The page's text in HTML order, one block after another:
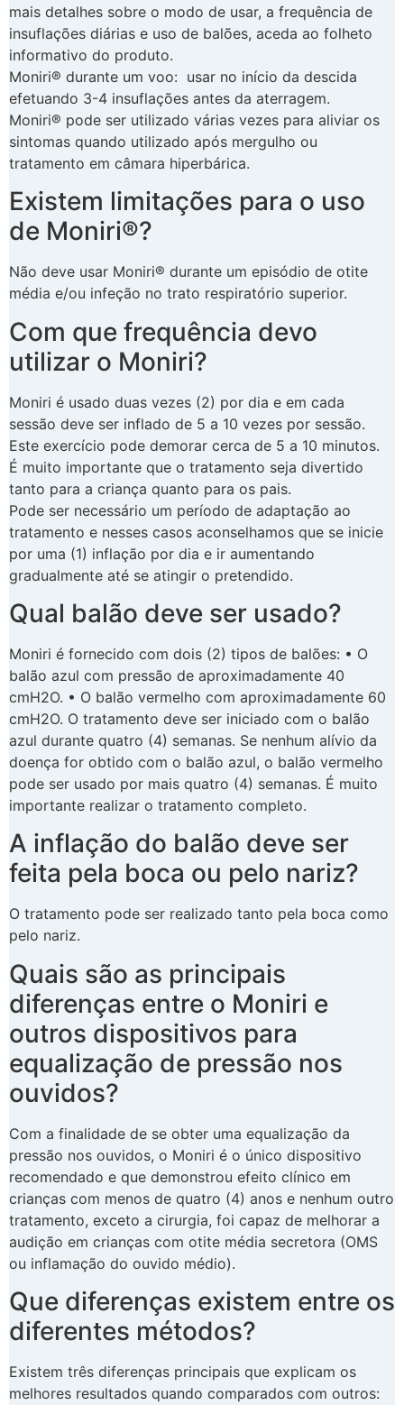
mais detalhes sobre o modo de usar, a frequência de
insuflações diárias e uso de balões, aceda ao folheto
informativo do produto.
Moniri® durante um voo: usar no início da descida
efetuando 3-4 insuflações antes da aterragem.
Moniri® pode ser utilizado várias vezes para aliviar os
sintomas quando utilizado após mergulho ou
tratamento em câmara hiperbárica.
Existem limitações para o uso
de Moniri®?
Não deve usar Moniri® durante um episódio de otite
média e/ou infeção no trato respiratório superior.
Com que frequência devo
utilizar o Moniri?
Moniri é usado duas vezes (2) por dia e em cada
sessão deve ser inflado de 5 a 10 vezes por sessão.
Este exercício pode demorar cerca de 5 a 10 minutos.
É muito importante que o tratamento seja divertido
tanto para a criança quanto para os pais.
Pode ser necessário um período de adaptação ao
tratamento e nesses casos aconselhamos que se inicie
por uma (1) inflação por dia e ir aumentando
gradualmente até se atingir o pretendido.
Qual balão deve ser usado?
Moniri é fornecido com dois (2) tipos de balões: • O
balão azul com pressão de aproximadamente 40
cmH2O. • O balão vermelho com aproximadamente 60
cmH2O. O tratamento deve ser iniciado com o balão
azul durante quatro (4) semanas. Se nenhum alívio da
doença for obtido com o balão azul, o balão vermelho
pode ser usado por mais quatro (4) semanas. É muito
importante realizar o tratamento completo.
A inflação do balão deve ser
feita pela boca ou pelo nariz?
O tratamento pode ser realizado tanto pela boca como
pelo nariz.
Quais são as principais
diferenças entre o Moniri e
outros dispositivos para
equalização de pressão nos
ouvidos?
Com a finalidade de se obter uma equalização da
pressão nos ouvidos, o Moniri é o único dispositivo
recomendado e que demonstrou efeito clínico em
crianças com menos de quatro (4) anos e nenhum outro
tratamento, exceto a cirurgia, foi capaz de melhorar a
audição em crianças com otite média secretora (OMS
ou inflamação do ouvido médio).
Que diferenças existem entre os
diferentes métodos?
Existem três diferenças principais que explicam os
melhores resultados quando comparados com outros: